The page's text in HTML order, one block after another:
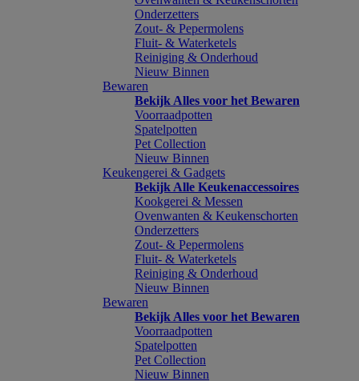
Onderzetters
Zout- & Pepermolens
Fluit- & Waterketels
Reiniging & Onderhoud
Nieuw Binnen
Bewaren
Bekijk Alles voor het Bewaren
Voorraadpotten
Spatelpotten
Pet Collection
Nieuw Binnen
Keukengerei & Gadgets
Bekijk Alle Keukenaccessoires
Kookgerei & Messen
Ovenwanten & Keukenschorten
Onderzetters
Zout- & Pepermolens
Fluit- & Waterketels
Reiniging & Onderhoud
Nieuw Binnen
Bewaren
Bekijk Alles voor het Bewaren
Voorraadpotten
Spatelpotten
Pet Collection
Nieuw Binnen